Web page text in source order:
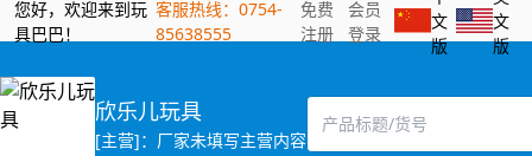
您好，欢迎来到玩
具巴巴！
客服热线：0754-
85638555
免费
注册
会员
登录
文
版
文
版
欣乐儿玩具
[主营]：厂家未填写主营内容